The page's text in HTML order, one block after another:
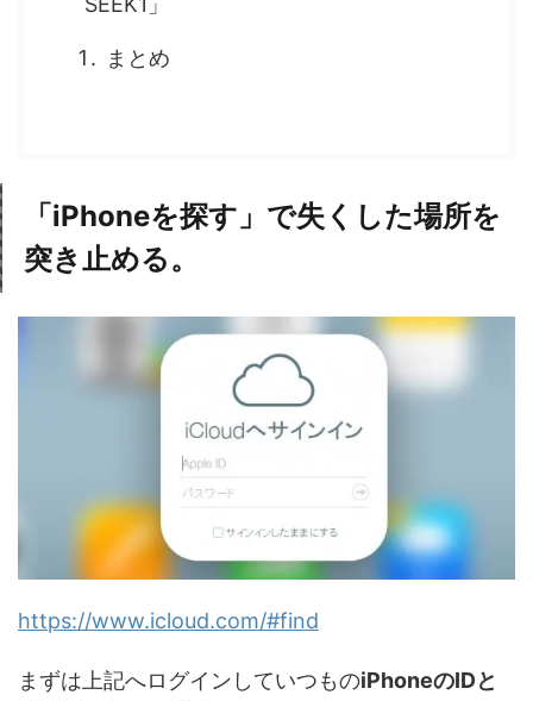
まとめ
「iPhoneを探す」で失くした場所を
突き止める。
https://www.icloud.com/#find
まずは上記へログインしていつものiPhoneのIDと